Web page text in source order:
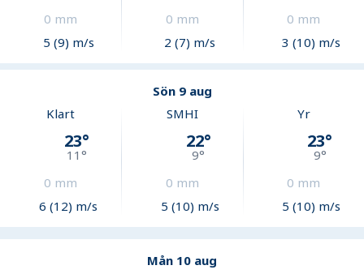
0 mm
5 (9) m/s
0 mm
2 (7) m/s
0 mm
3 (10) m/s
Sön 9 aug
Klart
23°
11°
0 mm
6 (12) m/s
SMHI
22°
9°
0 mm
5 (10) m/s
Yr
23°
9°
0 mm
5 (10) m/s
Mån 10 aug